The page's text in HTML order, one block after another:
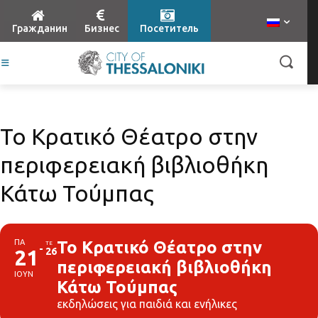
Гражданин Бизнес Посетитель
Το Κρατικό Θέατρο στην
περιφερειακή βιβλιοθήκη
Κάτω Τούμπας
ΠΑ
21
ΙΟΥΝ
ΤΕ
26Το Κρατικό Θέατρο στην
περιφερειακή βιβλιοθήκη
Κάτω Τούμπας
εκδηλώσεις για παιδιά και ενήλικες